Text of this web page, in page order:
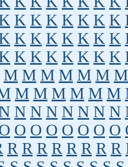
K K K K K K K
K K K K K K K
K K K K K K K
M M M M M M M
M M M M M M
N N N N N N N
O O O O O O O
R R R R R R R R